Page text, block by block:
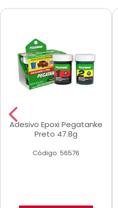
Adesivo Epoxi Pegatanke
Preto 47.8g
Código: 56576